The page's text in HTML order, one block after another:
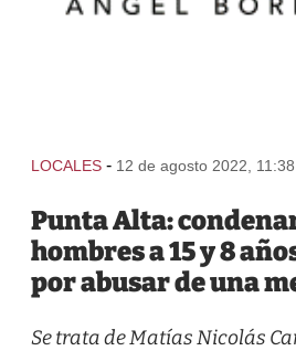
LOCALES - 12 de agosto 2022, 11:38
Punta Alta:
hombres a 15 y 8
por abusar de una
Se trata de Matías Nicolás